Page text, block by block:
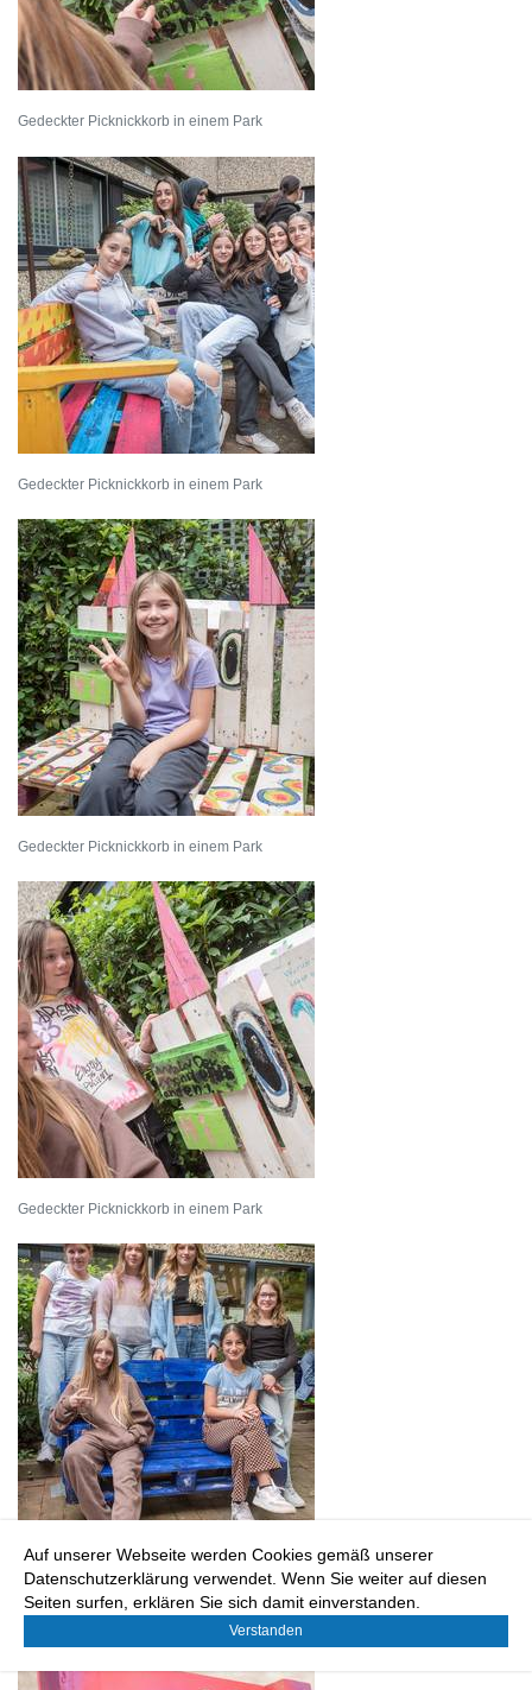
Auf unserer Webseite werden Cookies gemäß unserer
Datenschutzerklärung verwendet. Wenn Sie weiter auf diesen
Seiten surfen, erklären Sie sich damit einverstanden.
Verstanden
Gedeckter Picknickkorb in einem Park
Gedeckter Picknickkorb in einem Park
Gedeckter Picknickkorb in einem Park
Gedeckter Picknickkorb in einem Park
Gedeckter Picknickkorb in einem Park